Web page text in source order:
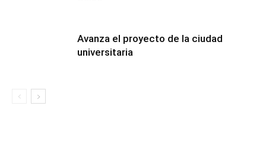
Avanza el proyecto de la ciudad
universitaria